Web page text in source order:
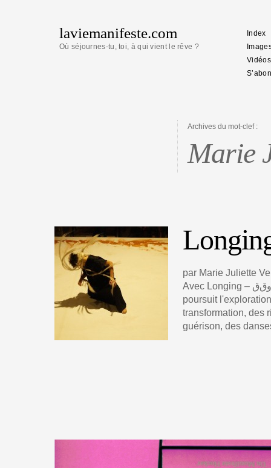
laviemanifeste.com
Où séjournes-tu, toi, à qui vient le rêve ?
Index
Vidéos
Archives du mot-clef :
Marie
par Marie Juliette
Avec Longing – اﺍلﻝتﺕوﻭقﻕ, Alexandre Roccoli
poursuit
transformation, des
guérison, des